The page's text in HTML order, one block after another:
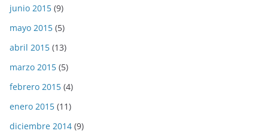
junio 2015 (9)
mayo 2015 (5)
abril 2015 (13)
marzo 2015 (5)
febrero 2015 (4)
enero 2015 (11)
diciembre 2014 (9)